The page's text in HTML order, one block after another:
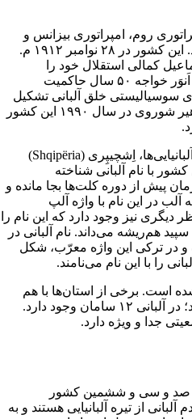
روم، امپراتوری بیزانس و
امپراتوری عثمانی (۴۳۱ سال) بود. این کشور در ۲۸ نوامبر ۱۹۱۲ م.
کمالی استقلال خود را
امپراتوری عثمانی بدست گرفت. اَنوَر خواجه ۵۰ سال حاکمیت
سوسیالیستی خلق آلبانی تشکیل
داد تا اینکه با فروپاشی اتحاد جماهیر شوروی در سال ۱۹۹۰ این کشور
نام بومی این کشور در خود زبان آلبانیایی‌ها، اِشچیپِری (Shqipëria)
با نام آلبانی شناخته
پیش از دوره کلت‌ها بجا مانده و
در این نام با واژه آلپ
نیز وجود دارد که این نام را
هم‌ریشه می‌داند. نام آلبانی در
و در ترکی این واژه معرّب، شکل
را با این نام می‌نامند.
استان بخش شده‌ است. برخی از استان‌ها با هم
تشکیل یک سامان (ناحیه) می‌دهند؛ در آلبانی ۱۲ سامان وجود دارد.
جدا و ویژه دارد.
نفر جمعیت، صد و سی و ششمین کشور
از تیره آلبانیایی هستند و به